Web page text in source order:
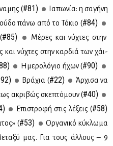
(#81)
Ια­πω­νία: η σα­γή­νη
πά­νω από το Τό­κιο (#84)
#85)
Μέ­ρες και νύ­χτες στην
και νύ­χτες στην καρ­διά των χάι­
Ημε­ρο­λό­γιο ήχων (#90)
Βρά­χια (#22)
Άρ­χι­σα να
ακρι­βώς σκε­πτό­μουν (#40)
Επι­στρο­φή στις λέ­ξεις (#58)
(#53)
Ορ­γα­νι­κό κύ­κλω­μα
μας. Για τους άλ­λους – 9